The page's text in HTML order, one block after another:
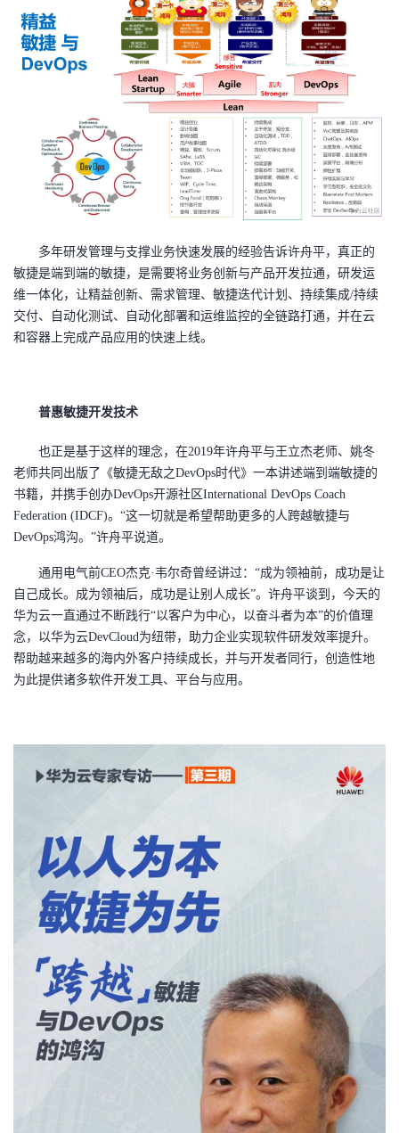
多年研发管理与支撑业务快速发展的经验告诉许舟平，真正的
敏捷是端到端的敏捷，是需要将业务创新与产品开发拉通，研发运
维一体化，让精益创新、需求管理、敏捷迭代计划、持续集成/持续
交付、自动化测试、自动化部署和运维监控的全链路打通，并在云
和容器上完成产品应用的快速上线。
普惠敏捷开发技术
也正是基于这样的理念，在2019年许舟平与王立杰老师、姚冬
老师共同出版了《敏捷无敌之DevOps时代》一本讲述端到端敏捷的
书籍，并携手创办DevOps开源社区International DevOps Coach
Federation (IDCF)。“这一切就是希望帮助更多的人跨越敏捷与
DevOps鸿沟。”许舟平说道。
通用电气前CEO杰克·韦尔奇曾经讲过：“成为领袖前，成功是让
自己成长。成为领袖后，成功是让别人成长”。许舟平谈到，今天的
华为云一直通过不断践行“以客户为中心，以奋斗者为本”的价值理
念，以华为云DevCloud为纽带，助力企业实现软件研发效率提升。
帮助越来越多的海内外客户持续成长，并与开发者同行，创造性地
为此提供诸多软件开发工具、平台与应用。